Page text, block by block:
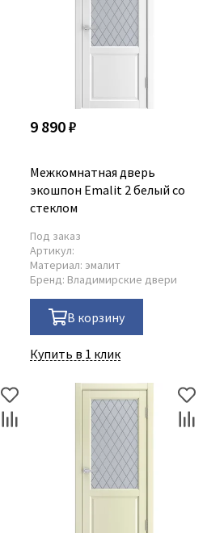
9 890 ₽
Межкомнатная дверь
экошпон Emalit 2 белый со
стеклом
Под заказ
Артикул:
Материал: эмалит
Бренд: Владимирские двери
В корзину
Купить в 1 клик